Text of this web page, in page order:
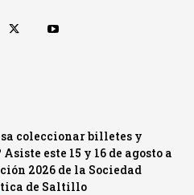
coleccionar billetes y
este 15 y 16 de agosto a
2026 de la Sociedad
de Saltillo